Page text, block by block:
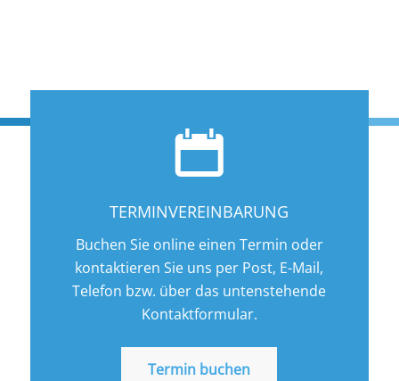
TERMINVEREINBARUNG
Buchen Sie online einen Termin oder
kontaktieren Sie uns per Post, E-Mail,
Telefon bzw. über das untenstehende
Kontaktformular.
Termin buchen